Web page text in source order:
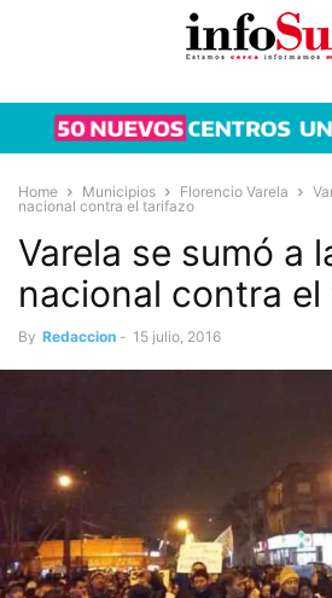
Home Municipios Florencio Varela
nacional contra el tarifazo
Varela se sumó a
nacional contra
By Redaccion - 15 julio, 2016